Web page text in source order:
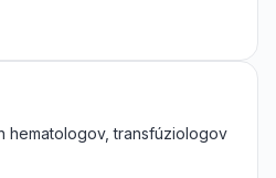
hematologov, transfúziologov